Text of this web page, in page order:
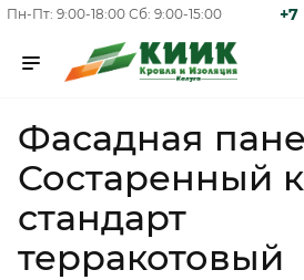
Пн-Пт: 9:00-18:00 Сб: 9:00-15:00 +7
Фасадная
Состаренный
стандарт
терракотовый